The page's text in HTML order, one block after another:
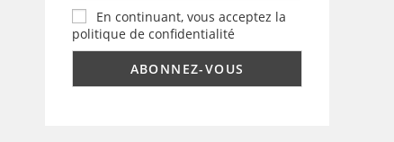
En continuant, vous acceptez la
politique de confidentialité